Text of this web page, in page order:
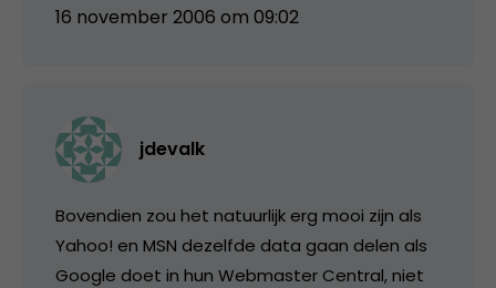
16 november 2006 om 09:02
jdevalk
Bovendien zou het natuurlijk erg mooi zijn als
Yahoo! en MSN dezelfde data gaan delen als
Google doet in hun Webmaster Central, niet